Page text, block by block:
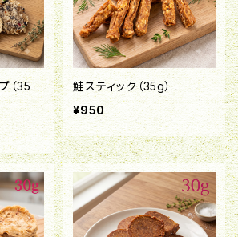
（35
鮭スティック（35g）
¥950